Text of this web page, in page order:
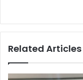
Related Articles